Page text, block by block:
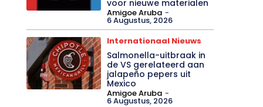
voor nieuwe materialen
Amigoe Aruba -
6 Augustus, 2026
Internationaal Nieuws
Salmonella-uitbraak in
de VS gerelateerd aan
jalapeño pepers uit
Mexico
Amigoe Aruba -
6 Augustus, 2026